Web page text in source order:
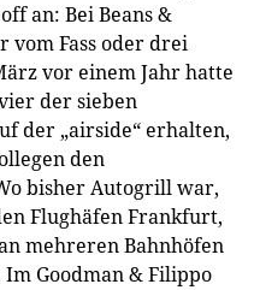
an: Bei Beans &
vom Fass oder drei
vor einem Jahr hatte
der sieben
der „airside“ erhalten,
den
bisher Autogrill war,
Flughäfen Frankfurt,
mehreren Bahnhöfen
Goodman & Filippo